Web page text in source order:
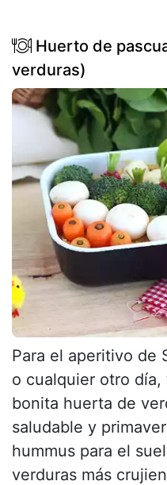
Huerto de
verduras)
Para el aperitivo de
o cualquier otro
bonita huerta de
saludable y
hummus para el
verduras más